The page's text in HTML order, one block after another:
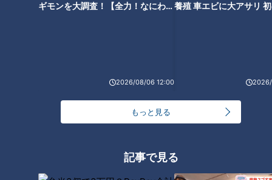
ギモンを大調査！【全力！なにわ実
2026/08/06 12:00
養殖 車エビに大アサリ
もっと見る
記事で見る
「サンデードラゴンズ」より根尾昂投手(C)CBCテレビ
投手として最終戦前まで２４試合に登板した。すべてリリーフ
で、中継ぎがほとんどだった。接戦のゲームはあまりなく、試
番だった岡本和真選手を見事に三振に取ったこともあれば、痛
打されて失点を重ねた試合もあった。勝敗はつかずホールドは